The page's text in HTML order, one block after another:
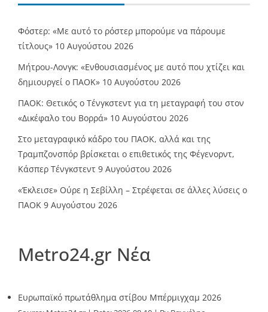
Φόστερ: «Με αυτό το ρόστερ μπορούμε να πάρουμε
τίτλους» 10 Αυγούστου 2026
Μήτρου-Λονγκ: «Ενθουσιασμένος με αυτό που χτίζει και
δημιουργεί ο ΠΑΟΚ» 10 Αυγούστου 2026
ΠΑΟΚ: Θετικός ο Τένγκστεντ για τη μεταγραφή του στον
«Δικέφαλο του Βορρά» 10 Αυγούστου 2026
Στο μεταγραφικό κάδρο του ΠΑΟΚ, αλλά και της
Τραμπζονσπόρ βρίσκεται ο επιθετικός της Φέγενορντ,
Κάσπερ Τένγκστεντ 9 Αυγούστου 2026
«Έκλεισε» Ούρε η Σεβίλλη – Στρέφεται σε άλλες λύσεις ο
ΠΑΟΚ 9 Αυγούστου 2026
Metro24.gr Νέα
Ευρωπαϊκό πρωτάθλημα στίβου Μπέρμιγχαμ 2026